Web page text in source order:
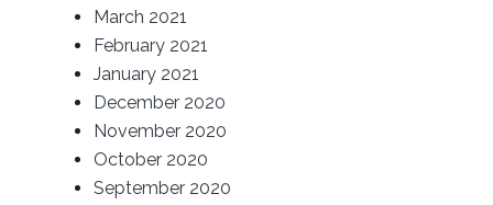
March 2021
February 2021
January 2021
December 2020
November 2020
October 2020
September 2020